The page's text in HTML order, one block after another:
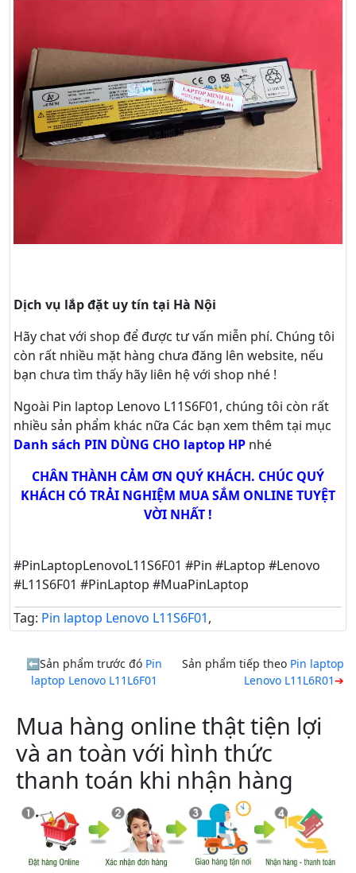
Dịch vụ lắp đặt uy tín tại Hà Nội
Hãy chatvới shop để được tư vấn miễn phí. Chúng tôi
còn rất nhiều mặt hàng chưa đăng lên website, nếu
bạn chưa tìm thấy hãy liên hệ với shop nhé !
Ngoài Pin laptop Lenovo L11S6F01, chúng tôi còn rất
nhiều sản phẩm khác nữa Các bạn xem thêm tại mục
Danh sách PIN DÙNG CHO laptop HP nhé
CHÂN THÀNH CẢM ƠN QUÝ KHÁCH. CHÚC QUÝ
KHÁCH CÓ TRẢI NGHIỆM MUA SẮM ONLINE TUYỆT
VỜI NHẤT !
#PinLaptopLenovoL11S6F01 #Pin #Laptop #Lenovo
#L11S6F01 #PinLaptop #MuaPinLaptop
Tag: Pin laptop Lenovo L11S6F01,
Sản phẩm trước đó Pin
laptop Lenovo L11L6F01
Sản phẩm tiếp theo Pin laptop
Lenovo L11L6R01
Mua hàng online thật tiện lợi
và an toàn với hình thức
thanh toán khi nhận hàng